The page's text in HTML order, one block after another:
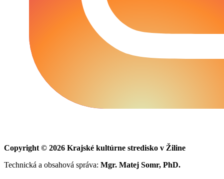
Copyright © 2026 Krajské kultúrne stredisko v Žiline
Technická a obsahová správa: Mgr. Matej Somr, PhD.